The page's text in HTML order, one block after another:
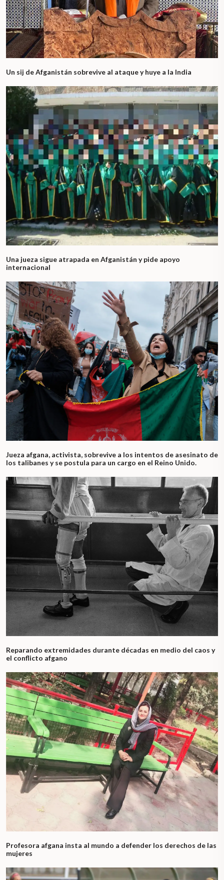
Un sij de Afganistán sobrevive al ataque y huye a la India
Una jueza sigue atrapada en Afganistán y pide apoyo
internacional
Jueza afgana, activista, sobrevive a los intentos de asesinato de
los talibanes y se postula para un cargo en el Reino Unido.
Reparando extremidades durante décadas en medio del caos y
el conflicto afgano
Profesora afgana insta al mundo a defender los derechos de las
mujeres